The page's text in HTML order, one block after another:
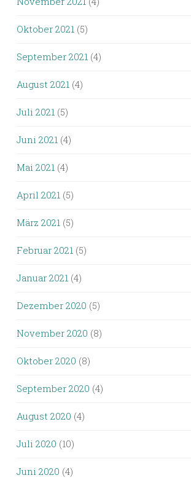
Oktober 2021 (5)
September 2021 (4)
August 2021 (4)
Juli 2021 (5)
Juni 2021 (4)
Mai 2021 (4)
April 2021 (5)
März 2021 (5)
Februar 2021 (5)
Januar 2021 (4)
Dezember 2020 (5)
November 2020 (8)
Oktober 2020 (8)
September 2020 (4)
August 2020 (4)
Juli 2020 (10)
Juni 2020 (4)